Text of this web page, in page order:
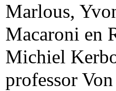
Marlous,
Macaroni en
Michiel
professor